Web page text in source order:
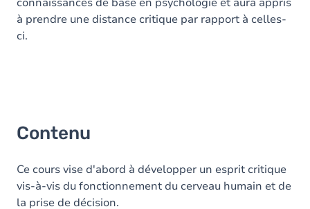
à prendre une distance critique par rapport à celles-
ci.
Contenu
Ce cours vise d'abord à développer un esprit critique
vis-à-vis du fonctionnement du cerveau humain et de
la prise de décision.